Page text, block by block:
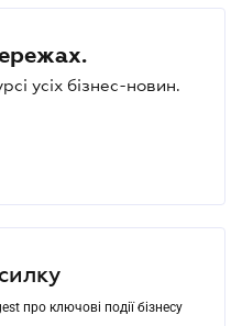
усіх бізнес-новин.
про ключові події бізнесу